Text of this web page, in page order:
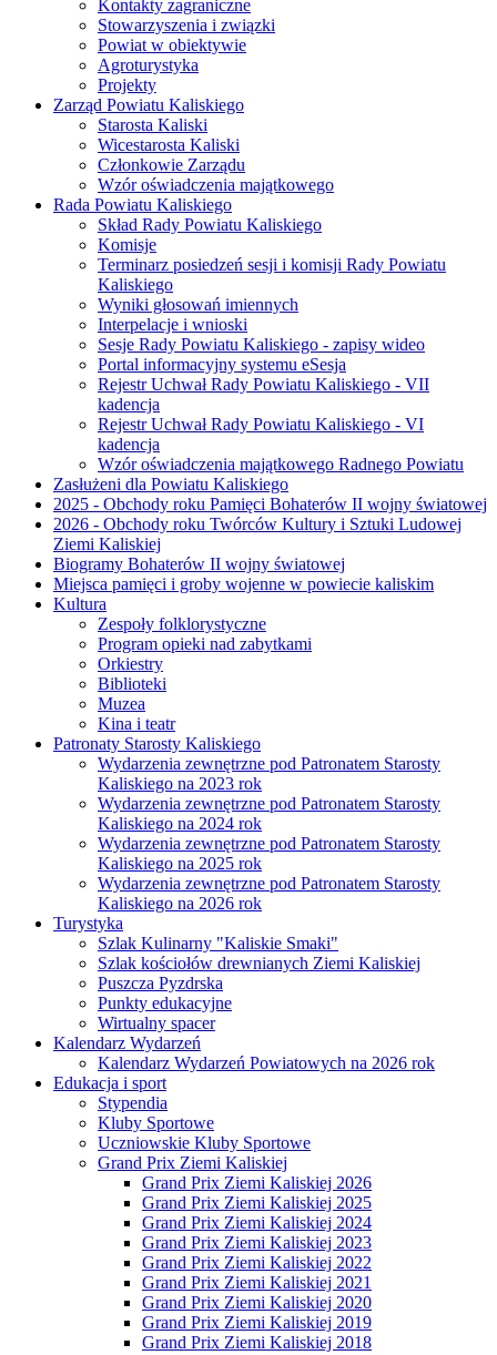
Kontakty zagraniczne
Stowarzyszenia i związki
Powiat w obiektywie
Agroturystyka
Projekty
Zarząd Powiatu Kaliskiego
Starosta Kaliski
Wicestarosta Kaliski
Członkowie Zarządu
Wzór oświadczenia majątkowego
Rada Powiatu Kaliskiego
Skład Rady Powiatu Kaliskiego
Komisje
Terminarz posiedzeń sesji i komisji Rady Powiatu
Kaliskiego
Wyniki głosowań imiennych
Interpelacje i wnioski
Sesje Rady Powiatu Kaliskiego - zapisy wideo
Portal informacyjny systemu eSesja
Rejestr Uchwał Rady Powiatu Kaliskiego - VII
kadencja
Rejestr Uchwał Rady Powiatu Kaliskiego - VI
kadencja
Wzór oświadczenia majątkowego Radnego Powiatu
Zasłużeni dla Powiatu Kaliskiego
2025 - Obchody roku Pamięci Bohaterów II wojny światowej
2026 - Obchody roku Twórców Kultury i Sztuki Ludowej
Ziemi Kaliskiej
Biogramy Bohaterów II wojny światowej
Miejsca pamięci i groby wojenne w powiecie kaliskim
Kultura
Zespoły folklorystyczne
Program opieki nad zabytkami
Orkiestry
Biblioteki
Muzea
Kina i teatr
Patronaty Starosty Kaliskiego
Wydarzenia zewnętrzne pod Patronatem Starosty
Kaliskiego na 2023 rok
Wydarzenia zewnętrzne pod Patronatem Starosty
Kaliskiego na 2024 rok
Wydarzenia zewnętrzne pod Patronatem Starosty
Kaliskiego na 2025 rok
Wydarzenia zewnętrzne pod Patronatem Starosty
Kaliskiego na 2026 rok
Turystyka
Szlak Kulinarny "Kaliskie Smaki"
Szlak kościołów drewnianych Ziemi Kaliskiej
Puszcza Pyzdrska
Punkty edukacyjne
Wirtualny spacer
Kalendarz Wydarzeń
Kalendarz Wydarzeń Powiatowych na 2026 rok
Edukacja i sport
Stypendia
Kluby Sportowe
Uczniowskie Kluby Sportowe
Grand Prix Ziemi Kaliskiej
Grand Prix Ziemi Kaliskiej 2026
Grand Prix Ziemi Kaliskiej 2025
Grand Prix Ziemi Kaliskiej 2024
Grand Prix Ziemi Kaliskiej 2023
Grand Prix Ziemi Kaliskiej 2022
Grand Prix Ziemi Kaliskiej 2021
Grand Prix Ziemi Kaliskiej 2020
Grand Prix Ziemi Kaliskiej 2019
Grand Prix Ziemi Kaliskiej 2018